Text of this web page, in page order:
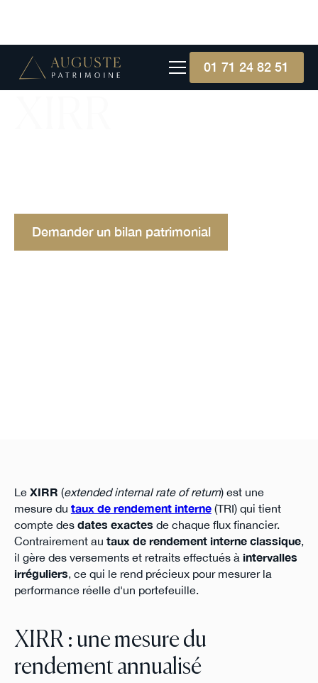
01 71 24 82 51
Demander un bilan patrimonial
Le XIRR (extended internal rate of return) est une
mesure du taux de rendement interne(TRI) qui tient
compte des dates exactes de chaque flux financier.
Contrairement au taux de rendement interne classique,
il gère des versements et retraits effectués à intervalles
irréguliers, ce qui le rend précieux pour mesurer la
performance réelle d'un portefeuille.
XIRR : une mesure du
rendement annualisé